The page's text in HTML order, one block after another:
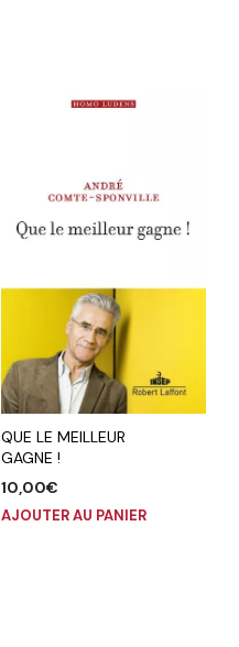
QUE LE MEILLEUR
GAGNE !
10,00€
AJOUTER AU PANIER